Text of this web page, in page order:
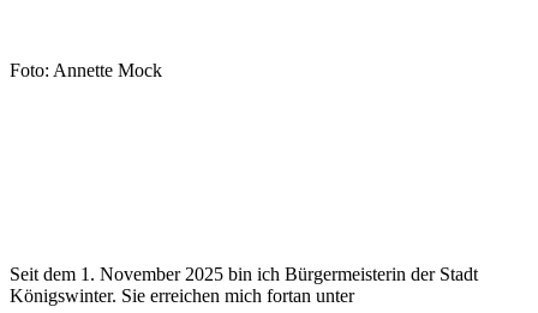
Foto: Annette Mock
Seit dem 1. November 2025 bin ich Bürgermeisterin der Stadt
Königswinter. Sie erreichen mich fortan unter